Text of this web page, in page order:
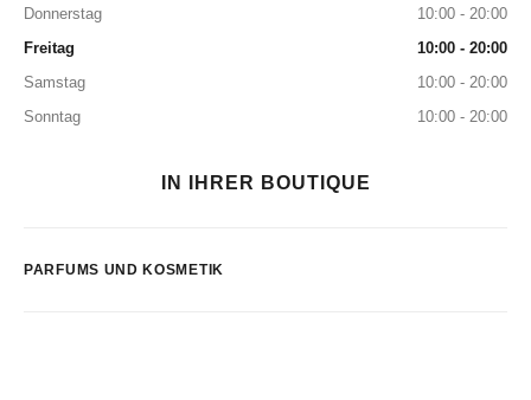
Donnerstag
10:00 - 20:00
Freitag
10:00 - 20:00
Samstag
10:00 - 20:00
Sonntag
10:00 - 20:00
IN IHRER BOUTIQUE
PARFUMS UND KOSMETIK